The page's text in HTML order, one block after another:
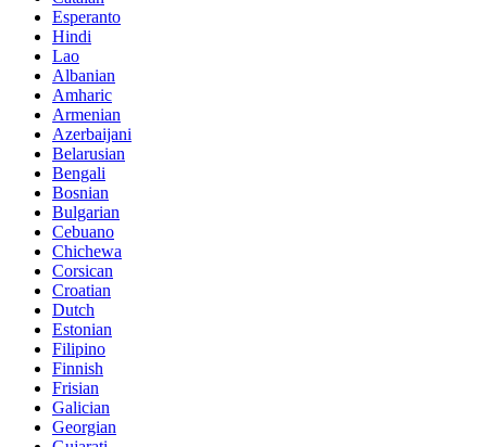
Esperanto
Hindi
Lao
Albanian
Amharic
Armenian
Azerbaijani
Belarusian
Bengali
Bosnian
Bulgarian
Cebuano
Chichewa
Corsican
Croatian
Dutch
Estonian
Filipino
Finnish
Frisian
Galician
Georgian